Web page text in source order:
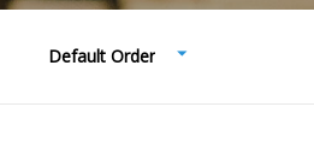
Default Order